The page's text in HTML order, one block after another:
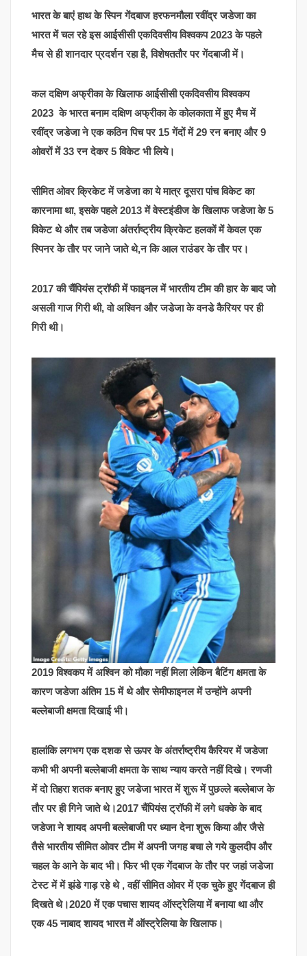
भारत के बाएं हाथ के स्पिन गेंदबाज हरफनमौला रवींद्र जडेजा का
भारत में चल रहे इस आईसीसी एकदिवसीय विश्वकप 2023 के पहले
मैच से ही शानदार प्रदर्शन रहा है, विशेषततौर पर गेंदबाजी में।
कल दक्षिण अफ्रीका के खिलाफ आईसीसी एकदिवसीय विश्वकप
2023 के भारत बनाम दक्षिण अफ्रीका के कोलकाता में हुए मैच में
रवींद्र जडेजा ने एक कठिन पिच पर 15 गेंदों में 29 रन बनाए और 9
ओवरों में 33 रन देकर 5 विकेट भी लिये।
सीमित ओवर क्रिकेट में जडेजा का ये मात्र दूसरा पांच विकेट का
कारनामा था, इसके पहले 2013 में वेस्टइंडीज के खिलाफ जडेजा के 5
विकेट थे और तब जडेजा अंतर्राष्ट्रीय क्रिकेट हलकों में केवल एक
स्पिनर के तौर पर जाने जाते थे,न कि आल राउंडर के तौर पर।
2017 की चैंपियंस ट्रॉफी में फाइनल में भारतीय टीम की हार के बाद जो
असली गाज गिरी थी, वो अश्विन और जडेजा के वनडे कैरियर पर ही
गिरी थी।
2019 विश्वकप में अश्विन को मौका नहीं मिला लेकिन बैटिंग क्षमता के
कारण जडेजा अंतिम 15 में थे और सेमीफाइनल में उन्होंने अपनी
बल्लेबाजी क्षमता दिखाई भी।
हालांकि लगभग एक दशक से ऊपर के अंतर्राष्ट्रीय कैरियर में जडेजा
कभी भी अपनी बल्लेबाजी क्षमता के साथ न्याय करते नहीं दिखे। रणजी
में दो तिहरा शतक बनाए हुए जडेजा भारत में शुरू में पुछल्ले बल्लेबाज के
तौर पर ही गिने जाते थे।2017 चैंपियंस ट्रॉफी में लगे धक्के के बाद
जडेजा ने शायद अपनी बल्लेबाजी पर ध्यान देना शुरू किया और जैसे
तैसे भारतीय सीमित ओवर टीम में अपनी जगह बचा ले गये कुलदीप और
चहल के आने के बाद भी। फिर भी एक गेंदबाज के तौर पर जहां जडेजा
टेस्ट में में झंडे गाड़ रहे थे , वहीं सीमित ओवर में एक चुके हुए गेंदबाज ही
दिखते थे।2020 में एक पचास शायद ऑस्ट्रेलिया में बनाया था और
एक 45 नाबाद शायद भारत में ऑस्ट्रेलिया के खिलाफ।